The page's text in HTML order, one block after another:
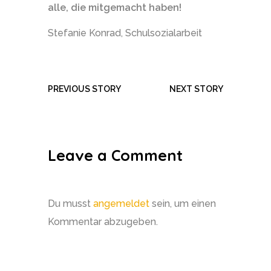
alle, die mitgemacht haben!
Stefanie Konrad, Schulsozialarbeit
PREVIOUS STORY NEXT STORY
Leave a Comment
Du musst angemeldet sein, um einen
Kommentar abzugeben.